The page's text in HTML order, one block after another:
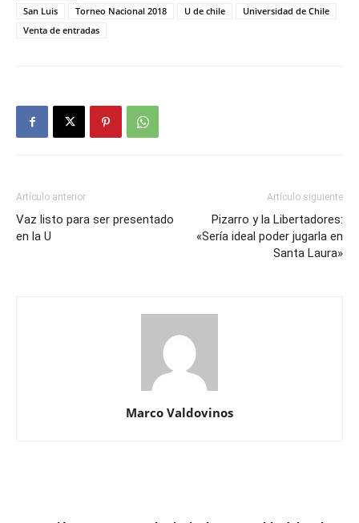
San Luis
Torneo Nacional 2018 U de chile
Universidad de Chile
Venta de entradas
Artículo anterior
Vaz listo para ser presentado
en la U
Artículo siguiente
Pizarro y la Libertadores:
«Sería ideal poder jugarla en
Santa Laura»
Marco Valdovinos